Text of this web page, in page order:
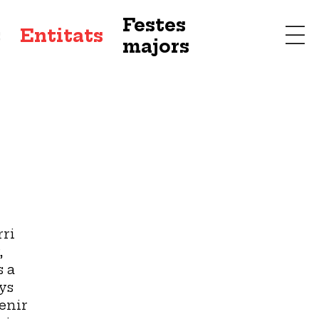
Entitats
Festes
majors
a